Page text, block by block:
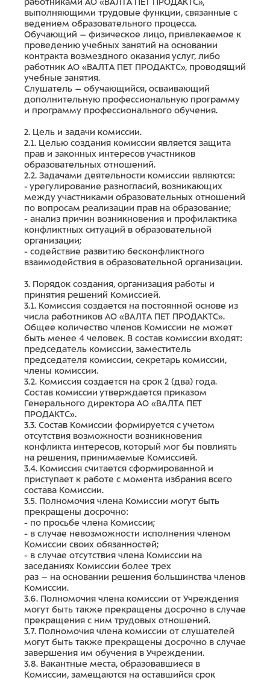
выполняющими трудовые функции, связанные с
ведением образовательного процесса.
Обучающий – физическое лицо, привлекаемое к
проведению учебных занятий на основании
контракта возмездного оказания услуг, либо
работник АО «ВАЛТА ПЕТ ПРОДАКТС», проводящий
учебные занятия.
Слушатель – обучающийся, осваивающий
дополнительную профессиональную программу
и программу профессионального обучения.
2. Цель и задачи комиссии.
2.1. Целью создания комиссии является защита
прав и законных интересов участников
образовательных отношений.
2.2. Задачами деятельности комиссии являются:
- урегулирование разногласий, возникающих
между участниками образовательных отношений
по вопросам реализации прав на образование;
- анализ причин возникновения и профилактика
конфликтных ситуаций в образовательной
организации;
- содействие развитию бесконфликтного
взаимодействия в образовательной организации.
3. Порядок создания, организация работы и
принятия решений Комиссией.
3.1. Комиссия создается на постоянной основе из
числа работников АО «ВАЛТА ПЕТ ПРОДАКТС».
Общее количество членов Комиссии не может
быть менее 4 человек. В состав комиссии входят:
председатель комиссии, заместитель
председателя комиссии, секретарь комиссии,
члены комиссии.
3.2. Комиссия создается на срок 2 (два) года.
Состав комиссии утверждается приказом
Генерального директора АО «ВАЛТА ПЕТ
ПРОДАКТС».
3.3. Состав Комиссии формируется с учетом
отсутствия возможности возникновения
конфликта интересов, который мог бы повлиять
на решения, принимаемые Комиссией.
3.4. Комиссия считается сформированной и
приступает к работе с момента избрания всего
состава Комиссии.
3.5. Полномочия члена Комиссии могут быть
прекращены досрочно:
- по просьбе члена Комиссии;
- в случае невозможности исполнения членом
Комиссии своих обязанностей;
- в случае отсутствия члена Комиссии на
заседаниях Комиссии более трех
раз – на основании решения большинства членов
Комиссии.
3.6. Полномочия члена комиссии от Учреждения
могут быть также прекращены досрочно в случае
прекращения с ним трудовых отношений.
3.7. Полномочия члена комиссии от слушателей
могут быть также прекращены досрочно в случае
завершения им обучения в Учреждении.
3.8. Вакантные места, образовавшиеся в
Комиссии, замещаются на оставшийся срок